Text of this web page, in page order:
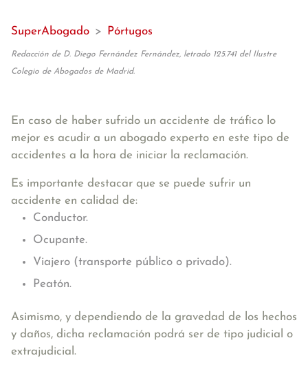
SuperAbogado > Pórtugos
Redacción de D. Diego Fernández Fernández, letrado 125.741 del Ilustre
Colegio de Abogados de Madrid.
En caso de haber sufrido un accidente de tráfico lo
mejor es acudir a un abogado experto en este tipo de
accidentes a la hora de iniciar la reclamación.
Es importante destacar que se puede sufrir un
accidente en calidad de:
Conductor.
Ocupante.
Viajero (transporte público o privado).
Peatón.
Asimismo, y dependiendo de la gravedad de los hechos
y daños, dicha reclamación podrá ser de tipo judicial o
extrajudicial.